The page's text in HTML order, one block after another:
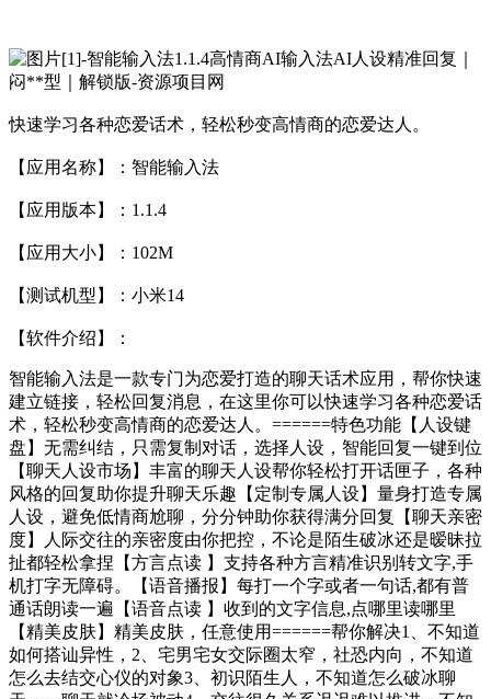
快速学习各种恋爱话术，轻松秒变高情商的恋爱达人。
【应用名称】：智能输入法
【应用版本】：1.1.4
【应用大小】：102M
【测试机型】：小米14
【软件介绍】：
智能输入法是一款专门为恋爱打造的聊天话术应用，帮你快速
建立链接，轻松回复消息，在这里你可以快速学习各种恋爱话
术，轻松秒变高情商的恋爱达人。======特色功能【人设键
盘】无需纠结，只需复制对话，选择人设，智能回复一键到位
【聊天人设市场】丰富的聊天人设帮你轻松打开话匣子，各种
风格的回复助你提升聊天乐趣【定制专属人设】量身打造专属
人设，避免低情商尬聊，分分钟助你获得满分回复【聊天亲密
度】人际交往的亲密度由你把控，不论是陌生破冰还是暧昧拉
扯都轻松拿捏【方言点读 】支持各种方言精准识别转文字,手
机打字无障碍。【语音播报】每打一个字或者一句话,都有普
通话朗读一遍【语音点读 】收到的文字信息,点哪里读哪里
【精美皮肤】精美皮肤，任意使用======帮你解决1、不知道
如何搭讪异性，2、宅男宅女交际圈太窄，社恐内向，不知道
怎么去结交心仪的对象3、初识陌生人，不知道怎么破冰聊